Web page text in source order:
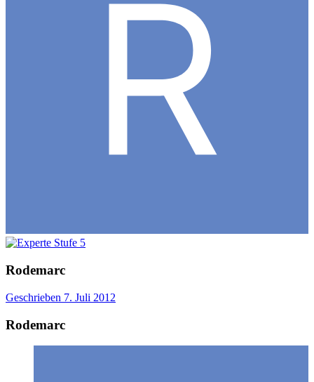
Rodemarc
Geschrieben 7. Juli 2012
Rodemarc